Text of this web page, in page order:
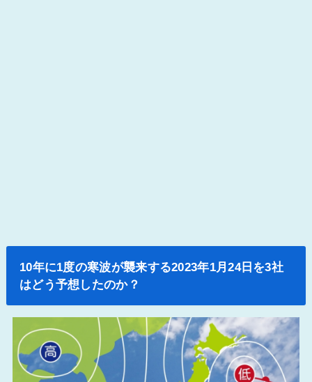
10年に1度の寒波が襲来する2023年1月24日を3社
はどう予想したのか？